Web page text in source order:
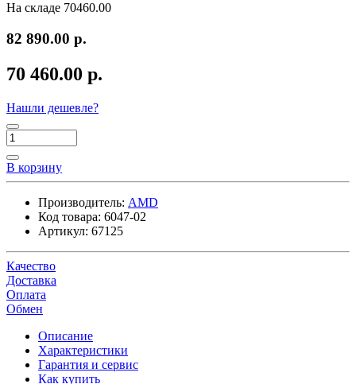
На складе 70460.00
82 890.00 р.
70 460.00 р.
Нашли дешевле?
В корзину
Производитель: AMD
Код товара: 6047-02
Артикул: 67125
Качество
Доставка
Оплата
Обмен
Описание
Характеристики
Гарантия и сервис
Как купить